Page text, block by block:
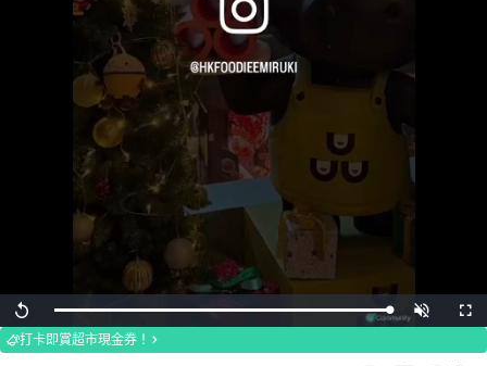
Replay Loaded:
Unmute
打卡即賞超市現金券！